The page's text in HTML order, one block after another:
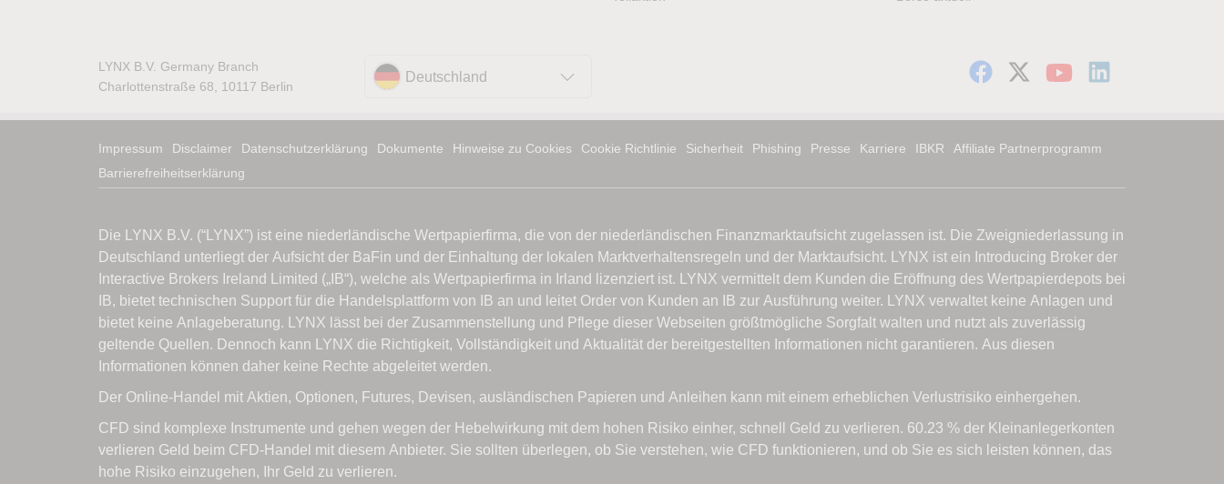
LYNX B.V. Germany Branch
Charlottenstraße 68, 10117 Berlin
Deutschland
Impressum Disclaimer Datenschutzerklärung Dokumente Hinweise zu Cookies Cookie Richtlinie Sicherheit Phishing Presse Karriere IBKR
Affiliate Partnerprogramm
Barrierefreiheitserklärung